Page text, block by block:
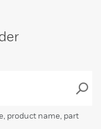
product name, part